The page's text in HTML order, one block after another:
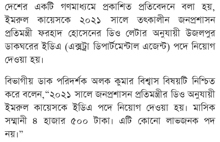
দেশের একটি গণমাধ্যমে প্রকাশিত প্রতিবেদনে বলা হয়,
ইমরুল কায়েসকে ২০২১ সালে তৎকালীন জনপ্রশাসন
প্রতিমন্ত্রী ফরহাদ হোসেনের ডিও লেটার অনুযায়ী উজলপুর
ডাকঘরের ইডিএ (এক্সট্রা ডিপার্টমেন্টাল এজেন্ট) পদে নিয়োগ
দেওয়া হয়।
বিভাগীয় ডাক পরিদর্শক অলক কুমার বিশ্বাস বিষয়টি নিশ্চিত
করে বলেন,“২০২১ সালে জনপ্রশাসন প্রতিমন্ত্রীর ডিও অনুযায়ী
ইমরুল কায়েসকে ইডিএ পদে নিয়োগ দেওয়া হয়। মাসিক
সম্মানী ৪ হাজার ৫০০ টাকা। এটি কোনো লাভজনক পদ
নয়।”